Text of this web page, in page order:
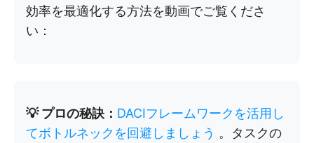
効率を最適化する方法を動画でご覧くださ
い：
💡 プロの秘訣： DACIフレームワークを活用し
てボトルネックを回避しましょう 。タスクの